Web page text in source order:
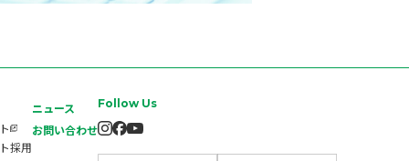
採用
ニュース
お問い合わせ
Follow Us